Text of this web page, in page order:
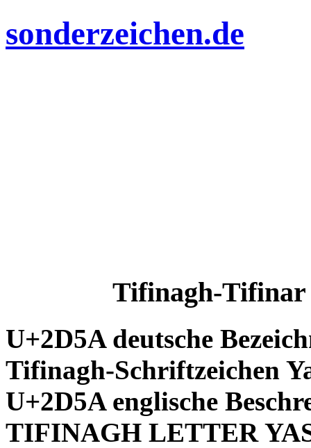
sonderzeichen.de
Tifinagh-
U+2D5A deutsche
Tifinagh-Schriftzeichen
U+2D5A englische
TIFINAGH LETTER